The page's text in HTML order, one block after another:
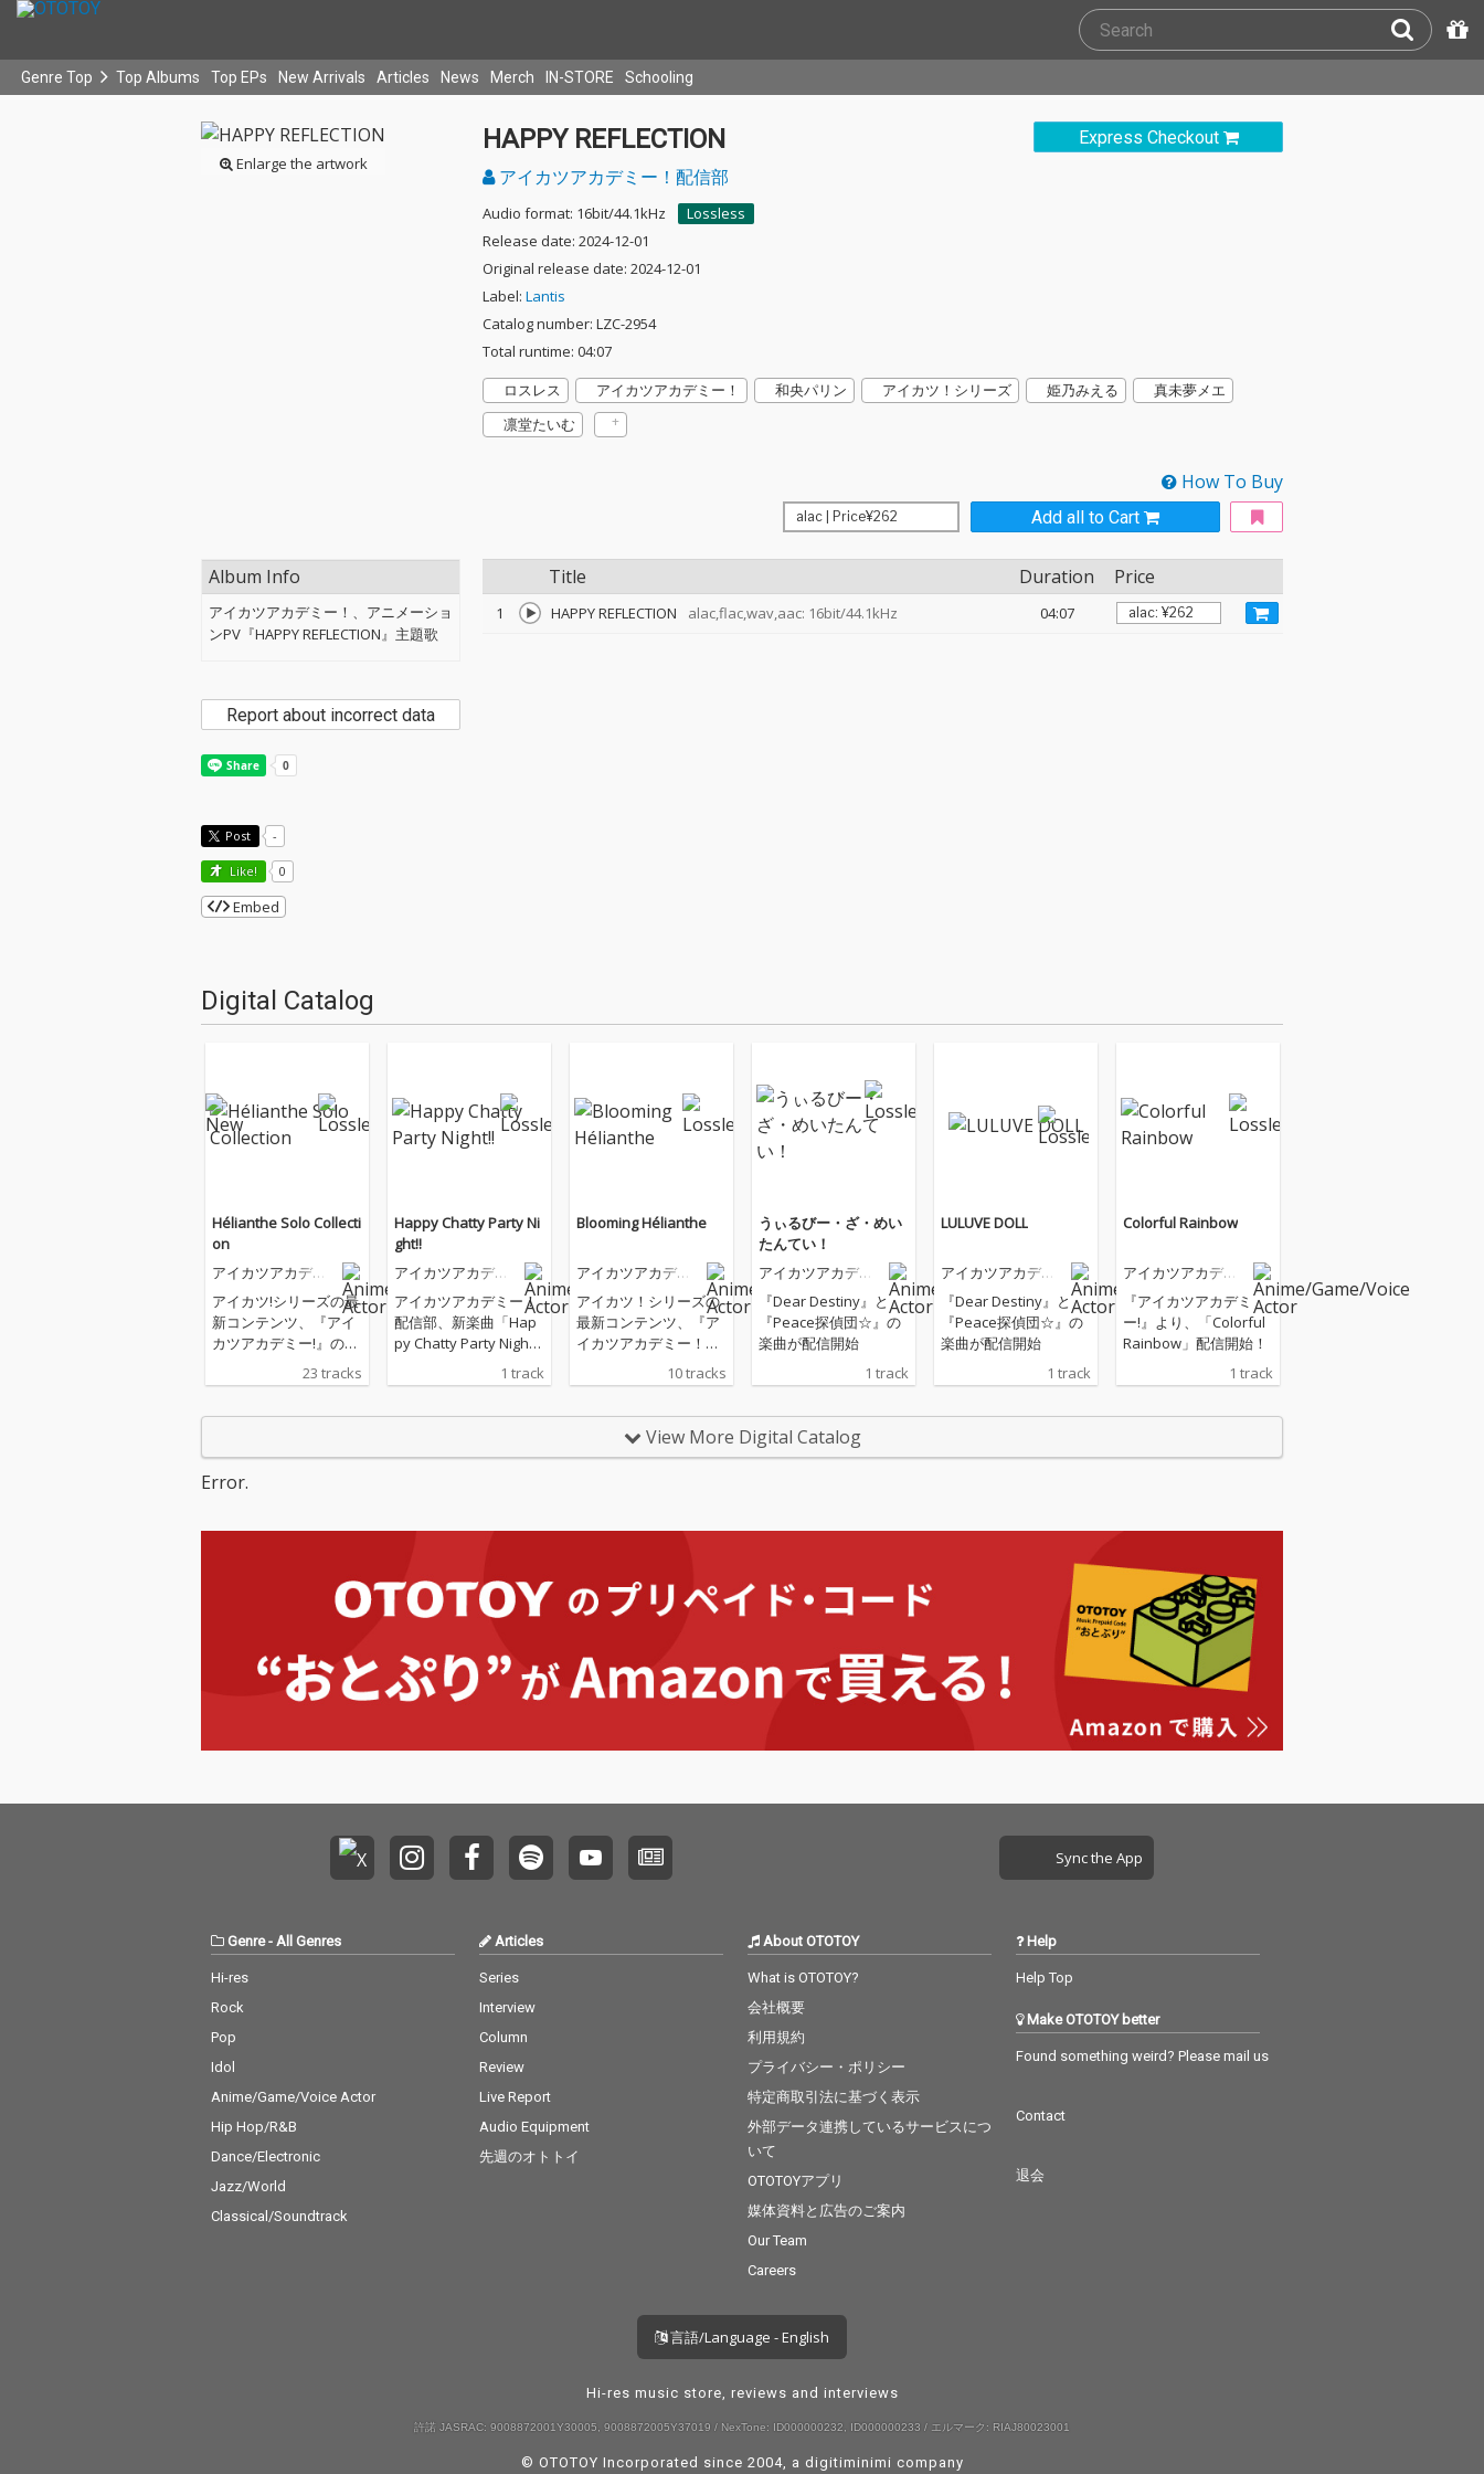
Genre Top Top Albums Top EPs New Arrivals Articles News Merch IN-STORE Schooling
Enlarge the artwork
Express Checkout
HAPPY REFLECTION
アイカツアカデミー！配信部
Audio format: 16bit/44.1kHz
Lossless
Release date: 2024-12-01
Original release date: 2024-12-01
Label: Lantis
Catalog number: LZC-2954
Total runtime: 04:07
ロスレス
アイカツアカデミー！ 和央パリン アイカツ！シリーズ 姫乃みえる
真未夢メエ
凛堂たいむ
How To Buy
Add all to Cart
Title Duration Price
1 HAPPY REFLECTION alac,flac,wav,aac: 16bit/44.1kHz 04:07
Album Info
アイカツアカデミー！、アニメーショ
ンPV『HAPPY REFLECTION』主題歌
Report about incorrect data
Post -
Like! 0
Embed
Digital Catalog
Hélianthe Solo Collecti
on
アイカツアカデミ
アイカツ!シリーズの最
新コンテンツ、『アイ
カツアカデミー!』のソ
ロ曲を中心としたアル
バムが発売!
23 tracks
Happy Chatty Party Ni
ght!!
アイカツアカデミ
アイカツアカデミー！
配信部、新楽曲「Hap
py Chatty Party Nigh
1 track
Blooming Hélianthe
アイカツアカデミ
アイカツ！シリーズの
最新コンテンツ、『ア
イカツアカデミー！』
初のアルバムをリリー
ス！ 初アルバムリード
イカツアカデミー！配
信部』の代表曲「満
オリジナルデュエット
10 tracks
うぃるびー・ざ・めい
たんてい！
アイカツアカデミ
『Dear Destiny』と
『Peace探偵団☆』の
楽曲が配信開始
1 track
LULUVE DOLL
アイカツアカデミ
『Dear Destiny』と
『Peace探偵団☆』の
楽曲が配信開始
1 track
Colorful Rainbow
アイカツアカデミ
『アイカツアカデミ
ー!』より、「Colorful
Rainbow」配信開始！
1 track
View More Digital Catalog
Error.
Sync the App
Genre- All Genres
Hi-res
Rock
Pop
Idol
Anime/Game/Voice Actor
Hip Hop/R&B
Dance/Electronic
Jazz/World
Classical/Soundtrack
Articles
Series
Interview
Column
Review
Live Report
Audio Equipment
先週のオトトイ
About OTOTOY
What is OTOTOY?
会社概要
利用規約
プライバシー・ポリシー
特定商取引法に基づく表示
外部データ連携しているサービスにつ
いて
OTOTOYアプリ
媒体資料と広告のご案内
Our Team
Careers
Help
Help Top
Make OTOTOY better
Found something weird? Please mail us
Contact
退会
言語/Language - English
Hi-res music store, reviews and interviews
許諾 JASRAC: 9008872001Y30005, 9008872005Y37019 / NexTone: ID000000232, ID000000233 / エルマーク: RIAJ80023001
© OTOTOY Incorporated since 2004, a digitiminimi company